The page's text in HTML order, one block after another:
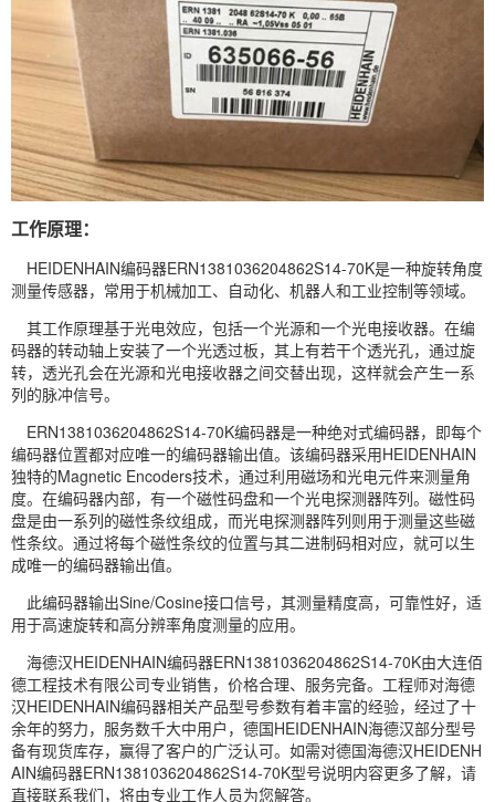
工作原理：
HEIDENHAIN编码器ERN1381036204862S14-70K是一种旋转角度
测量传感器，常用于机械加工、自动化、机器人和工业控制等领域。
其工作原理基于光电效应，包括一个光源和一个光电接收器。在编
码器的转动轴上安装了一个光透过板，其上有若干个透光孔，通过旋
转，透光孔会在光源和光电接收器之间交替出现，这样就会产生一系
列的脉冲信号。
ERN1381036204862S14-70K编码器是一种绝对式编码器，即每个
编码器位置都对应唯一的编码器输出值。该编码器采用HEIDENHAIN
独特的Magnetic Encoders技术，通过利用磁场和光电元件来测量角
度。在编码器内部，有一个磁性码盘和一个光电探测器阵列。磁性码
盘是由一系列的磁性条纹组成，而光电探测器阵列则用于测量这些磁
性条纹。通过将每个磁性条纹的位置与其二进制码相对应，就可以生
成唯一的编码器输出值。
此编码器输出Sine/Cosine接口信号，其测量精度高，可靠性好，适
用于高速旋转和高分辨率角度测量的应用。
海德汉HEIDENHAIN编码器ERN1381036204862S14-70K由大连佰
德工程技术有限公司专业销售，价格合理、服务完备。工程师对海德
汉HEIDENHAIN编码器相关产品型号参数有着丰富的经验，经过了十
余年的努力，服务数千大中用户，德国HEIDENHAIN海德汉部分型号
备有现货库存，赢得了客户的广泛认可。如需对德国海德汉HEIDENH
AIN编码器ERN1381036204862S14-70K型号说明内容更多了解，请
直接联系我们，将由专业工作人员为您解答。